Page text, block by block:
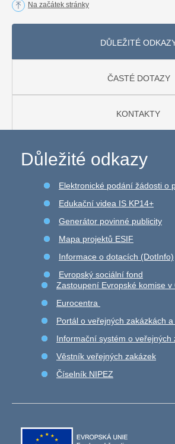
Na začátek stránky
DŮLEŽITÉ
ČASTÉ DOTAZY
KONTAKTY
Důležité odkazy
Elektronické podání žádosti o
Edukační videa IS KP14+
Generátor povinné publicity
Mapa projektů ESIF
Informace o dotacích (DotInfo)
Evropský sociální fond
Zastoupení Evropské komise v
Eurocentra
Portál o veřejných zakázkách
Informační systém o veřejných
Věstník veřejných zakázek
Číselník NIPEZ